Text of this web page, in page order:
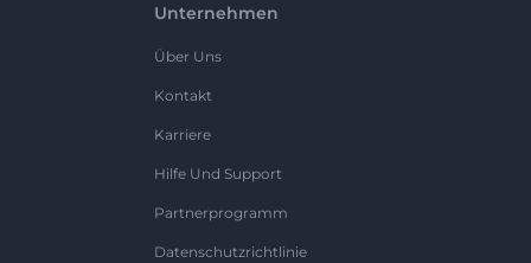
Unternehmen
Über Uns
Kontakt
Karriere
Hilfe Und Support
Partnerprogramm
Datenschutzrichtlinie